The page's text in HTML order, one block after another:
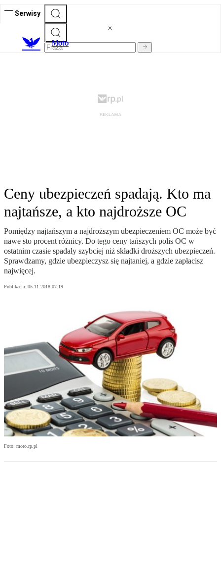
Serwisy
Moto
Ceny ubezpieczeń spadają. Kto ma
najtańsze, a kto najdroższe OC
Pomiędzy najtańszym a najdroższym ubezpieczeniem OC może być
nawe sto procent różnicy. Do tego ceny tańszych polis OC w
ostatnim czasie spadały szybciej niż składki droższych ubezpieczeń.
Sprawdzamy, gdzie ubezpieczysz się najtaniej, a gdzie zapłacisz
najwięcej.
Publikacja: 05.11.2018 07:19
Foto: moto.rp.pl